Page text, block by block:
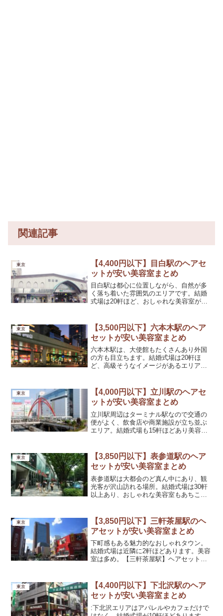
関連記事
東京
【4,400円以下】目白駅のヘアセ
ットが安い美容室まとめ
目白駅は都心に位置しながら、自然が多
く落ち着いた雰囲気のエリアです。結婚
式場は20軒ほど、おしゃれな美容室がた
金3,800円（新規の方限定）アクセス目白
駅から徒歩...
東京
【3,500円以下】六本木駅のヘア
セットが安い美容室まとめ
六本木駅は、大使館もたくさんあり外国
の方も目立ちます。結婚式場は20軒ほ
ど、高級そうなイメージがあるエリアで
が安い美容室ヘアセットサロン クローバ
ー(Clover)ヘア...
東京
【4,000円以下】立川駅のヘアセ
ットが安い美容室まとめ
立川駅周辺はターミナル駅なので交通の
便がよく、飲食店や商業施設が立ち並ぶ
エリア。結婚式場も15軒ほどあり美容室
ラー(color)ヘアセット料金2,200円アクセ
ス立川駅南...
東京
【3,850円以下】表参道駅のヘア
セットが安い美容室まとめ
表参道駅は大都会のど真ん中にあり、観
光客が沢山訪れる場所。結婚式場は30軒
以上あり、おしゃれな美容室もあちこち
セット料金2,800円アクセス表参道駅B3出
口か...
東京
【3,850円以下】三軒茶屋駅のヘ
アセットが安い美容室まとめ
下町感もある魅力的なおしゃれタウン。
結婚式場は近隣に2軒ほどあります。美容
室は多め。【三軒茶屋駅】ヘアセットが
から徒歩2分営業時間月曜～土曜日10:00
～...
東京
【4,400円以下】下北沢駅のヘア
セットが安い美容室まとめ
:下北沢エリアはアパレルやカフェだけで